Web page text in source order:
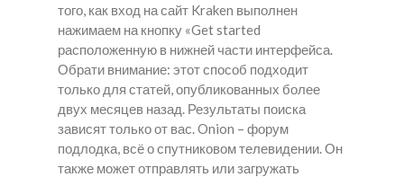
того, как вход на сайт Kraken выполнен
нажимаем на кнопку «Get started
расположенную в нижней части интерфейса.
Обрати внимание: этот способ подходит
только для статей, опубликованных более
двух месяцев назад. Результаты поиска
зависят только от вас. Onion – форум
подлодка, всё о спутниковом телевидении. Он
также может отправлять или загружать